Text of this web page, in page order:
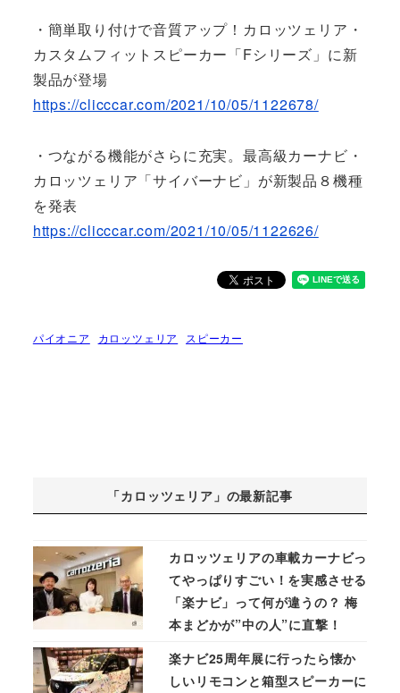
・簡単取り付けで音質アップ！カロッツェリア・
カスタムフィットスピーカー「Fシリーズ」に新
製品が登場
https://clicccar.com/2021/10/05/1122678/
・つながる機能がさらに充実。最高級カーナビ・
カロッツェリア「サイバーナビ」が新製品８機種
を発表
https://clicccar.com/2021/10/05/1122626/
パイオニア カロッツェリア スピーカー
「カロッツェリア」の最新記事
カロッツェリアの車載カーナビっ
てやっぱりすごい！を実感させる
「楽ナビ」って何が違うの？ 梅
本まどかが”中の人”に直撃！
楽ナビ25周年展に行ったら懐か
しいリモコンと箱型スピーカーに